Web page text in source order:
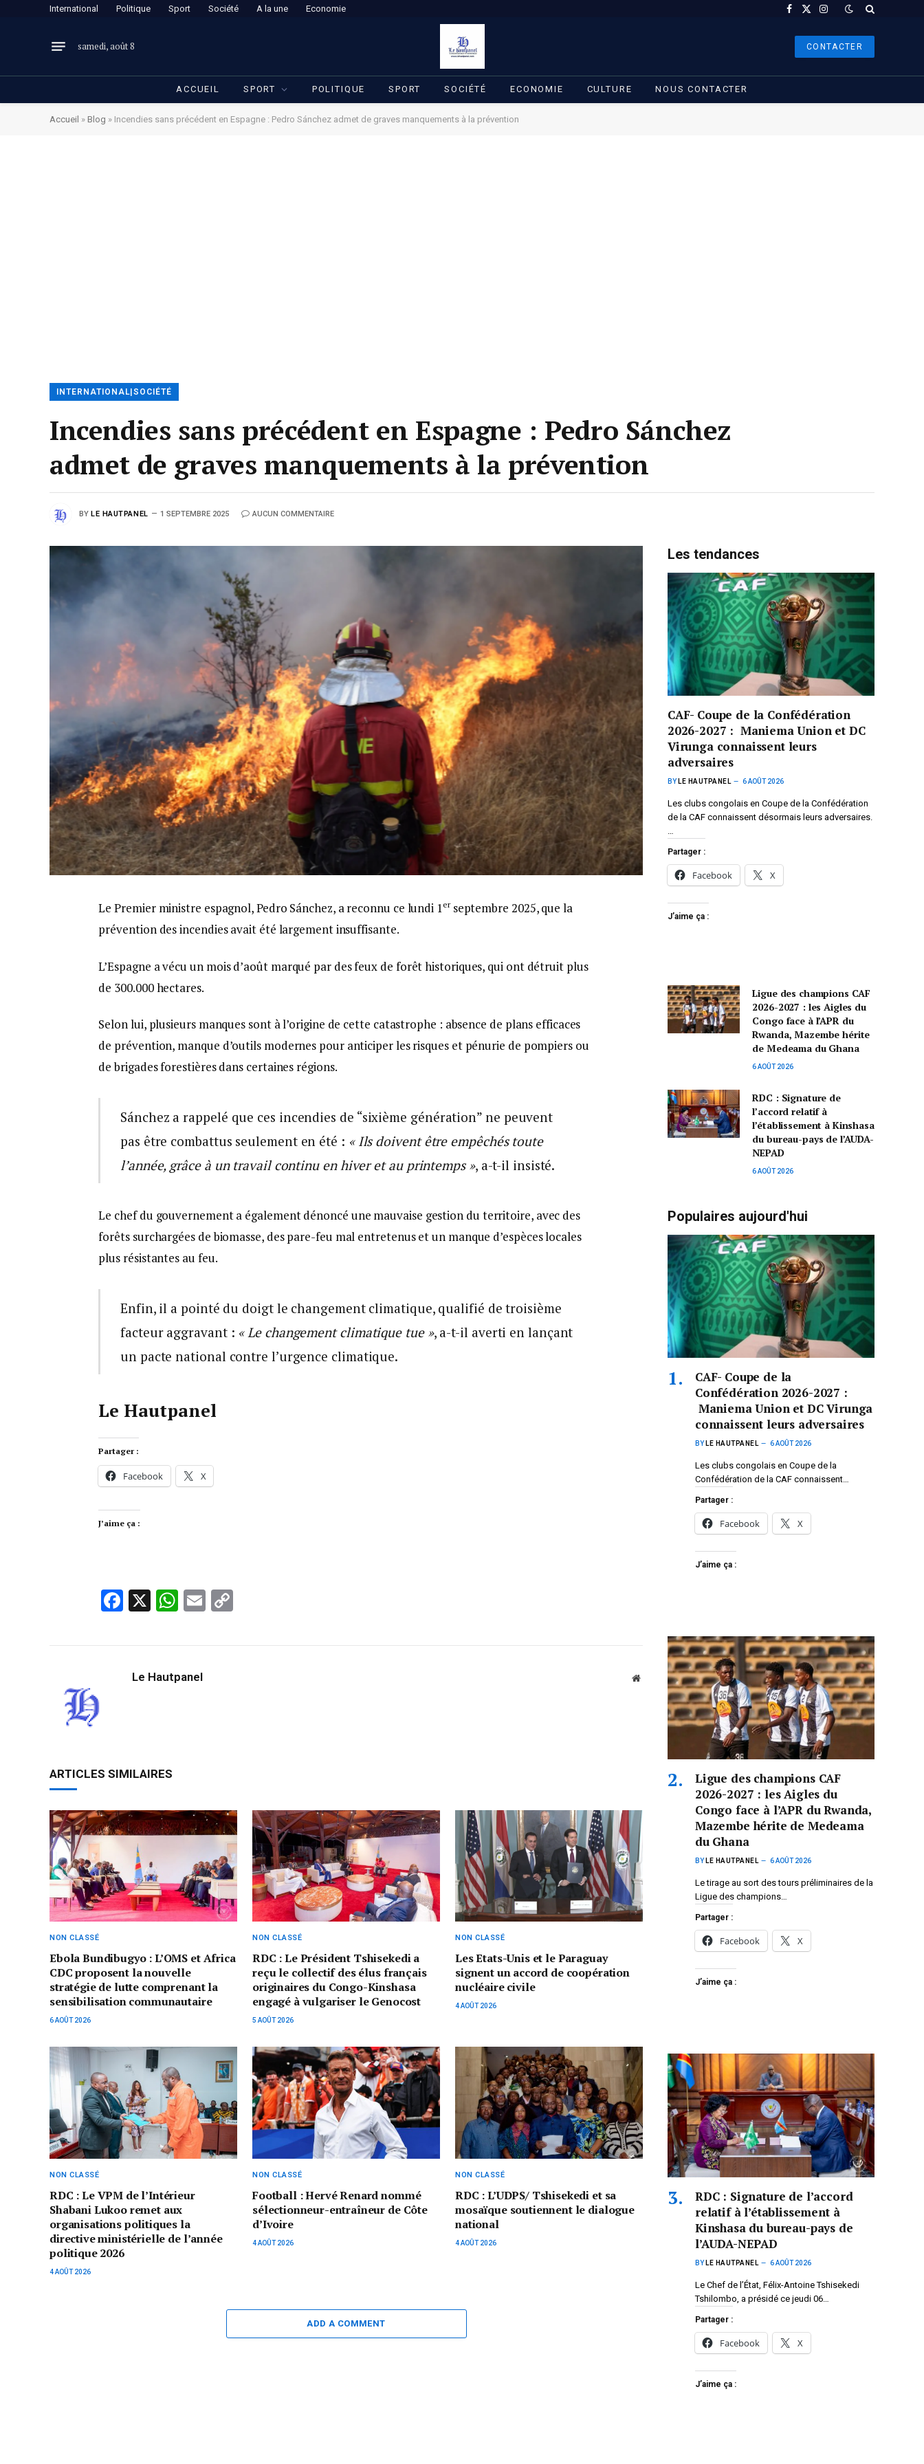
International Politique Sport Société A la une Economie Facebook
X
Instagram
samedi, août 8 CONTACTER
ACCUEIL SPORT POLITIQUE SPORT SOCIÉTÉ ECONOMIE CULTURE NOUS CONTACTER
Accueil » Blog » Incendies sans précédent en Espagne : Pedro Sánchez admet de graves manquements à la prévention
INTERNATIONAL|SOCIÉTÉ
Incendies sans précédent en Espagne : Pedro Sánchez
admet de graves manquements à la prévention
BY LE HAUTPANEL 1 SEPTEMBRE 2025 AUCUN COMMENTAIRE
Le Premier ministre espagnol, Pedro Sánchez, a reconnu ce lundi 1erseptembre 2025, que la
prévention des incendies avait été largement insuffisante.
L’Espagne a vécu un mois d’août marqué par des feux de forêt historiques, qui ont détruit plus
de 300.000 hectares.
Selon lui, plusieurs manques sont à l’origine de cette catastrophe : absence de plans efficaces
de prévention, manque d’outils modernes pour anticiper les risques et pénurie de pompiers ou
de brigades forestières dans certaines régions.
Sánchez a rappelé que ces incendies de “sixième génération” ne peuvent
pas être combattus seulement en été : « Ils doivent être empêchés toute
l’année, grâce à un travail continu en hiver et au printemps », a-t-il insisté.
Le chef du gouvernement a également dénoncé une mauvaise gestion du territoire, avec des
forêts surchargées de biomasse, des pare-feu mal entretenus et un manque d’espèces locales
plus résistantes au feu.
Enfin, il a pointé du doigt le changement climatique, qualifié de troisième
facteur aggravant : « Le changement climatique tue », a-t-il averti en lançant
un pacte national contre l’urgence climatique.
Le Hautpanel
Partager :
Facebook X
J’aime ça :
Facebook
X WhatsApp
Email
Le Hautpanel Website
ARTICLES SIMILAIRES
NON CLASSÉ
Ebola Bundibugyo : L’OMS et Africa
CDC proposent la nouvelle
stratégie de lutte comprenant la
sensibilisation communautaire
6 AOÛT 2026
NON CLASSÉ
RDC : Le Président Tshisekedi a
reçu le collectif des élus français
originaires du Congo-Kinshasa
engagé à vulgariser le Genocost
5 AOÛT 2026
NON CLASSÉ
Les Etats-Unis et le Paraguay
signent un accord de coopération
nucléaire civile
4 AOÛT 2026
NON CLASSÉ
RDC : Le VPM de l’Intérieur
Shabani Lukoo remet aux
organisations politiques la
directive ministérielle de l’année
politique 2026
4 AOÛT 2026
NON CLASSÉ
Football : Hervé Renard nommé
sélectionneur-entraîneur de Côte
d’Ivoire
4 AOÛT 2026
NON CLASSÉ
RDC : L’UDPS/ Tshisekedi et sa
mosaïque soutiennent le dialogue
national
4 AOÛT 2026
ADD A COMMENT
Les tendances
CAF- Coupe de la Confédération
2026-2027 : Maniema Union et DC
Virunga connaissent leurs
adversaires
BY LE HAUTPANEL 6 AOÛT 2026
Les clubs congolais en Coupe de la Confédération
de la CAF connaissent désormais leurs adversaires.
…
Partager :
Facebook X
J’aime ça :
Ligue des champions CAF
2026-2027 : les Aigles du
Congo face à l’APR du
Rwanda, Mazembe hérite
de Medeama du Ghana
6 AOÛT 2026
RDC : Signature de
l’accord relatif à
l’établissement à Kinshasa
du bureau-pays de l’AUDA-
NEPAD
6 AOÛT 2026
Populaires aujourd'hui
CAF- Coupe de la
Confédération 2026-2027 :
Maniema Union et DC Virunga
connaissent leurs adversaires
BY LE HAUTPANEL 6 AOÛT 2026
Les clubs congolais en Coupe de la
Confédération de la CAF connaissent…
Partager :
Facebook X
J’aime ça :
Ligue des champions CAF
2026-2027 : les Aigles du
Congo face à l’APR du Rwanda,
Mazembe hérite de Medeama
du Ghana
BY LE HAUTPANEL 6 AOÛT 2026
Le tirage au sort des tours préliminaires de la
Ligue des champions…
Partager :
Facebook X
J’aime ça :
RDC : Signature de l’accord
relatif à l’établissement à
Kinshasa du bureau-pays de
l’AUDA-NEPAD
BY LE HAUTPANEL 6 AOÛT 2026
Le Chef de l’État, Félix-Antoine Tshisekedi
Tshilombo, a présidé ce jeudi 06…
Partager :
Facebook X
J’aime ça :